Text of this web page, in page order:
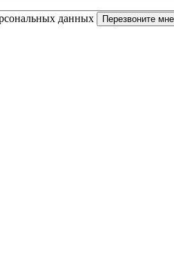
данных